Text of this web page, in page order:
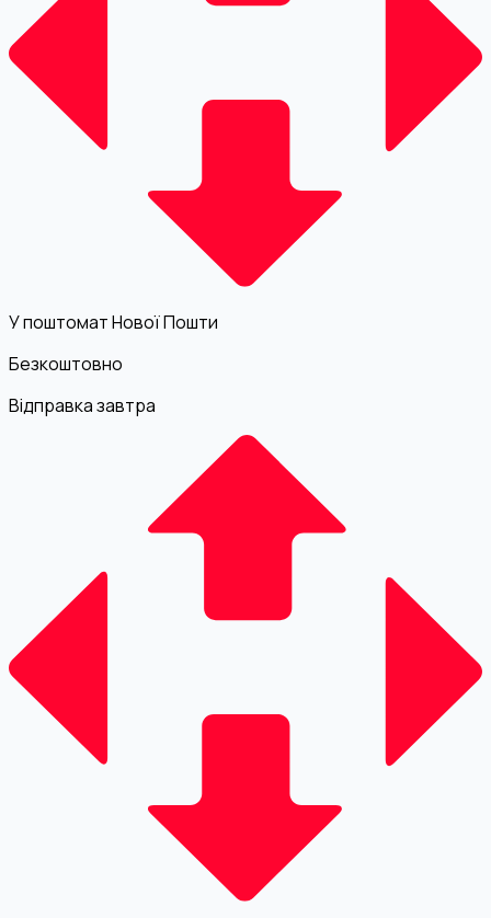
У поштомат Нової Пошти
Безкоштовно
Відправка завтра